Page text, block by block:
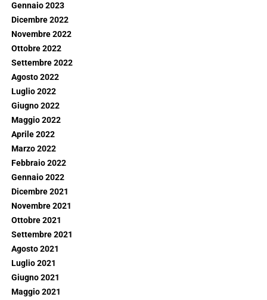
Gennaio 2023
Dicembre 2022
Novembre 2022
Ottobre 2022
Settembre 2022
Agosto 2022
Luglio 2022
Giugno 2022
Maggio 2022
Aprile 2022
Marzo 2022
Febbraio 2022
Gennaio 2022
Dicembre 2021
Novembre 2021
Ottobre 2021
Settembre 2021
Agosto 2021
Luglio 2021
Giugno 2021
Maggio 2021